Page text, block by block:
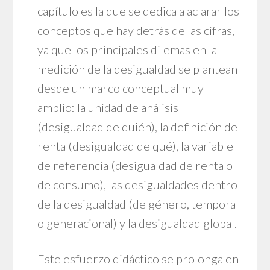
capítulo es la que se dedica a aclarar los
conceptos que hay detrás de las cifras,
ya que los principales dilemas en la
medición de la desigualdad se plantean
desde un marco conceptual muy
amplio: la unidad de análisis
(desigualdad de quién), la definición de
renta (desigualdad de qué), la variable
de referencia (desigualdad de renta o
de consumo), las desigualdades dentro
de la desigualdad (de género, temporal
o generacional) y la desigualdad global.
Este esfuerzo didáctico se prolonga en